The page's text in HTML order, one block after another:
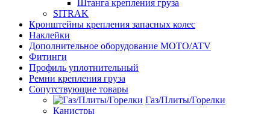
Штанга крепления груза
SITRAK
Кронштейны крепления запасных колес
Наклейки
Дополнительное оборудование MOTO/ATV
Фитинги
Профиль уплотнительный
Ремни крепления груза
Сопутствующие товары
Газ/Плиты/Горелки
Канистры